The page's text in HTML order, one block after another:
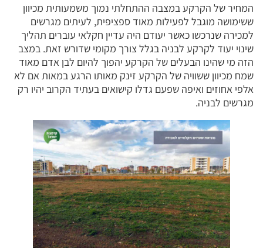
המחיר של הקרקע במצבה ההתחלתי נמוך משמעותית מכיוון
ששימושה מוגבל לפעילות מאוד ספציפית, לעיתים מגרשים
למכירה שנרכשו כאשר יעודם היה עדיין חקלאי עוברים תהליך
שינוי יעוד לקרקע לבניה בגלל צורך מקומי שדורש זאת. במצב
הזה מי שהינו הבעלים של הקרקע יהפוך להיום לבן אדם מאוד
שמח מכיוון ששוויה של הקרקע זינק מאותו הרגע במאות אם לא
אלפי אחוזים ואיפה שפעם גדלו קישואים בעתיד הקרוב יהיו רק
מגרשים לבניה.